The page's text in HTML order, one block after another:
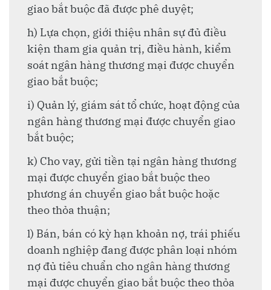
giao bắt buộc đã được phê duyệt;
h) Lựa chọn, giới thiệu nhân sự đủ điều
kiện tham gia quản trị, điều hành, kiểm
soát ngân hàng thương mại được chuyển
giao bắt buộc;
i) Quản lý, giám sát tổ chức, hoạt động của
ngân hàng thương mại được chuyển giao
bắt buộc;
k) Cho vay, gửi tiền tại ngân hàng thương
mại được chuyển giao bắt buộc theo
phương án chuyển giao bắt buộc hoặc
theo thỏa thuận;
l) Bán, bán có kỳ hạn khoản nợ, trái phiếu
doanh nghiệp đang được phân loại nhóm
nợ đủ tiêu chuẩn cho ngân hàng thương
mại được chuyển giao bắt buộc theo thỏa